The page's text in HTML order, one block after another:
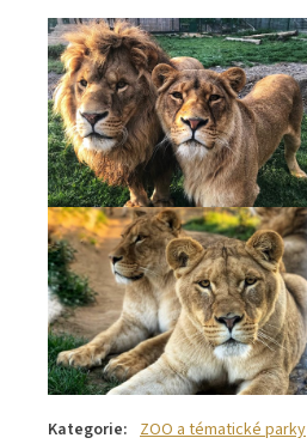
Kategorie: ZOO a tématické parky